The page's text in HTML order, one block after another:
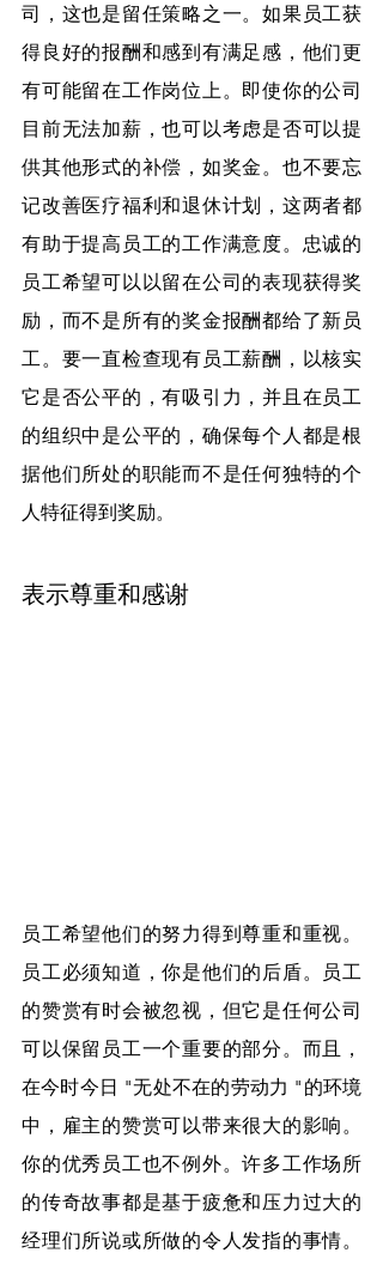
司，这也是留任策略之一。如果员工获
得良好的报酬和感到有满足感，他们更
有可能留在工作岗位上。即使你的公司
目前无法加薪，也可以考虑是否可以提
供其他形式的补偿，如奖金。也不要忘
记改善医疗福利和退休计划，这两者都
有助于提高员工的工作满意度。忠诚的
员工希望可以以留在公司的表现获得奖
励，而不是所有的奖金报酬都给了新员
工。要一直检查现有员工薪酬，以核实
它是否公平的，有吸引力，并且在员工
的组织中是公平的，确保每个人都是根
据他们所处的职能而不是任何独特的个
人特征得到奖励。
表示尊重和感谢
员工希望他们的努力得到尊重和重视。
员工必须知道，你是他们的后盾。员工
的赞赏有时会被忽视，但它是任何公司
可以保留员工一个重要的部分。而且，
在今时今日 "无处不在的劳动力 "的环境
中，雇主的赞赏可以带来很大的影响。
你的优秀员工也不例外。许多工作场所
的传奇故事都是基于疲惫和压力过大的
经理们所说或所做的令人发指的事情。